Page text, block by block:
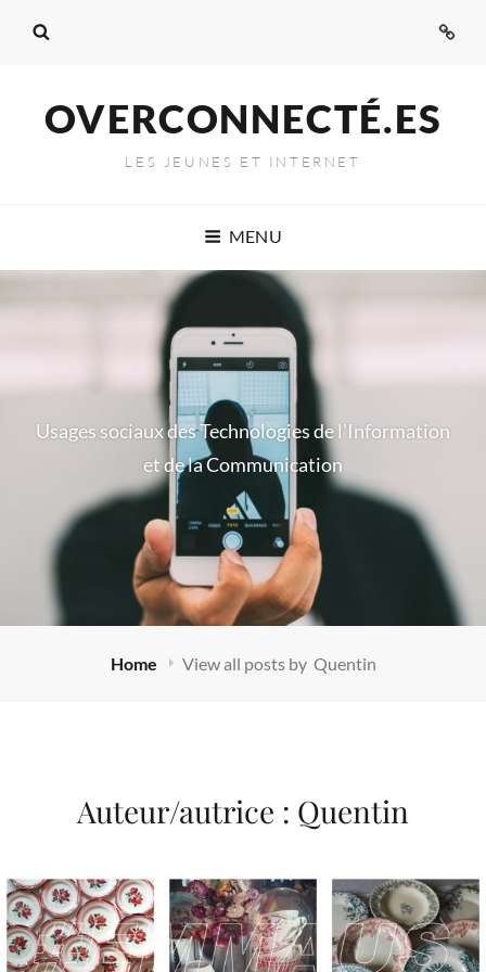
Admin
OVERCONNECTÉ.ES
LES JEUNES ET INTERNET
MENU
Usages sociaux des Technologies de l'Information
et de la Communication
Home View all posts by Quentin
Auteur/autrice : Quentin